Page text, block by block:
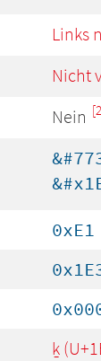
Links
Nicht
Nein
ḵ